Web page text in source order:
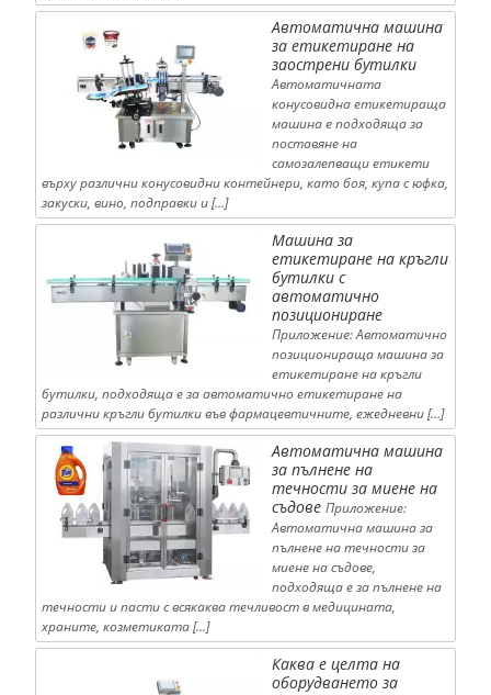
Автоматична машина
за етикетиране на
заострени бутилки
Автоматичната
конусовидна етикетираща
машина е подходяща за
поставяне на
самозалепващи етикети
върху различни конусовидни контейнери, като боя, купа с юфка,
закуски, вино, подправки и […]
Машина за
етикетиране на кръгли
бутилки с
автоматично
позициониране
Приложение: Автоматично
позиционираща машина за
етикетиране на кръгли
бутилки, подходяща е за автоматично етикетиране на
различни кръгли бутилки във фармацевтичните, ежедневни […]
Автоматична машина
за пълнене на
течности за миене на
съдове Приложение:
Автоматична машина за
пълнене на течности за
миене на съдове,
подходяща е за пълнене на
течности и пасти с всякаква течливост в медицината,
храните, козметиката […]
Каква е целта на
оборудването за